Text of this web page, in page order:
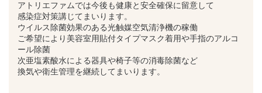
アトリエファムでは今後も健康と安全確保に留意して
感染症対策講じてまいります。
ウイルス除菌効果のある光触媒空気清浄機の稼働
ご希望により美容室用貼付タイプマスク着用や手指のアルコ
ール除菌
次亜塩素酸水による器具や椅子等の消毒除菌など
換気や衛生管理を継続してまいります。